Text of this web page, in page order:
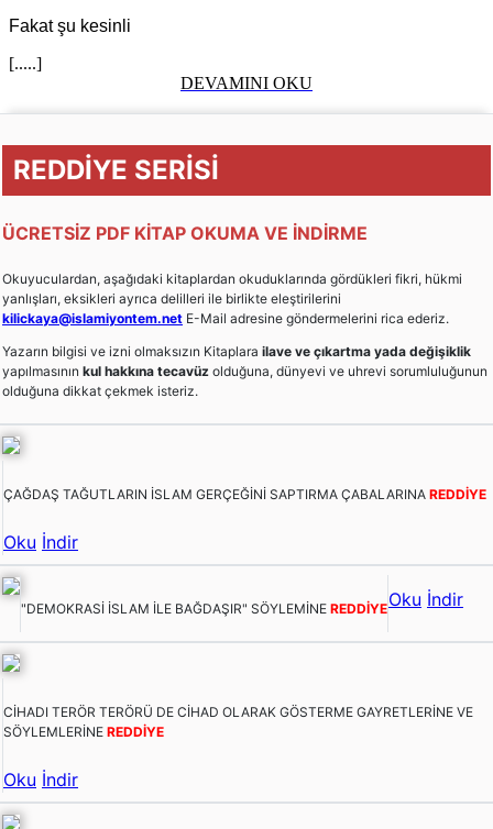
Fakat şu kesinli
[.....]
DEVAMINI OKU
REDDİYE SERİSİ
ÜCRETSİZ PDF KİTAP OKUMA VE İNDİRME
Okuyuculardan, aşağıdaki kitaplardan okuduklarında gördükleri fikri, hükmi
yanlışları, eksikleri ayrıca delilleri ile birlikte eleştirilerini
kilickaya@islamiyontem.net E-Mail adresine göndermelerini rica ederiz.
Yazarın bilgisi ve izni olmaksızın Kitaplara ilave ve çıkartma yada değişiklik
yapılmasının kul hakkına tecavüz olduğuna, dünyevi ve uhrevi sorumluluğunun
olduğuna dikkat çekmek isteriz.
ÇAĞDAŞ TAĞUTLARIN İSLAM GERÇEĞİNİ SAPTIRMA ÇABALARINA REDDİYE
Oku İndir
"DEMOKRASİ İSLAM İLE BAĞDAŞIR" SÖYLEMİNE REDDİYEOku İndir
CİHADI TERÖR TERÖRÜ DE CİHAD OLARAK GÖSTERME GAYRETLERİNE VE
SÖYLEMLERİNE REDDİYE
Oku İndir